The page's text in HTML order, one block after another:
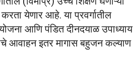
येणार आहे. या प्रवर्गातील
योजना आणि पंडित दीनदयाळ उपाध्याय
आवाहन इतर मागास बहुजन कल्याण